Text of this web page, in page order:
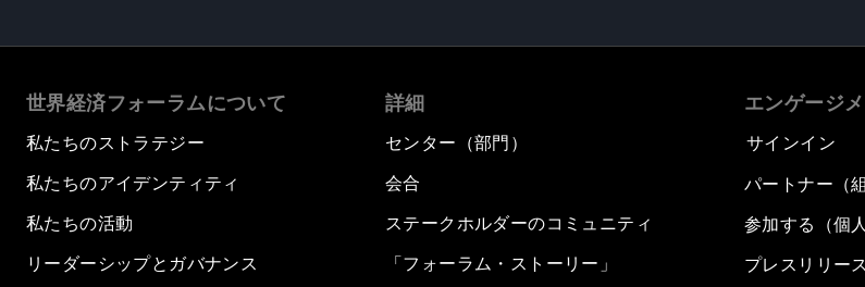
世界経済フォーラムについて
私たちのストラテジー
私たちのアイデンティティ
私たちの活動
リーダーシップとガバナンス
詳細
センター（部門）
会合
ステークホルダーのコミュニティ
「フォーラム・ストーリー」
エンゲージ
サインイン
パートナー（
参加する（個
プレスリリー